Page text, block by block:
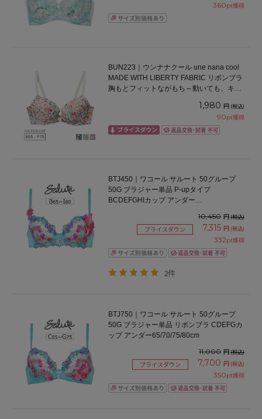
360pt獲得
BUN223｜ウンナナクール une nana cool
MADE WITH LIBERTY FABRIC リボンブラ
胸もとフィットながもち～動いても、キレ
1,980 円 (税込)
90pt獲得
BTJ450｜ワコール サルート 50グループ
50G ブラジャー単品 P-upタイプ
BCDEFGHIカップ アンダー
10,450 円(税込)
プライスダウン 7,315 円 (税込)
332pt獲得
2件
BTJ750｜ワコール サルート 50グループ
50G ブラジャー単品 リボンブラ CDEFGカ
ップ アンダー65/70/75/80cm
11,000 円(税込)
プライスダウン 7,700 円 (税込)
350pt獲得